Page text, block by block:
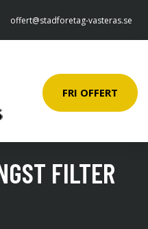
offert@stadforetag-vasteras.se
FRI OFFERT
FILTER